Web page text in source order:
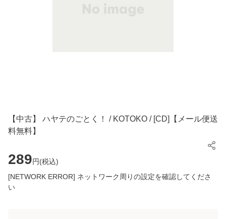
【中古】 ハヤテのごとく！ / KOTOKO / [CD]【メール便送
料無料】
289円(税込)
[NETWORK ERROR] ネットワーク周りの設定を確認してくださ
い